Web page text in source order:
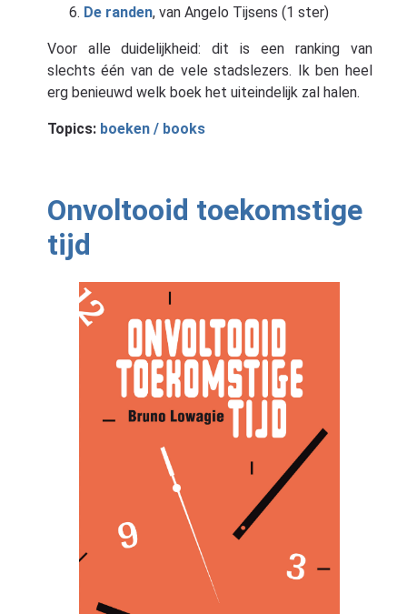
De randen, van Angelo Tijsens (1 ster)
Voor alle duidelijkheid: dit is een ranking van
slechts één van de vele stadslezers. Ik ben heel
erg benieuwd welk boek het uiteindelijk zal halen.
Topics: boeken / books
Onvoltooid toekomstige
tijd